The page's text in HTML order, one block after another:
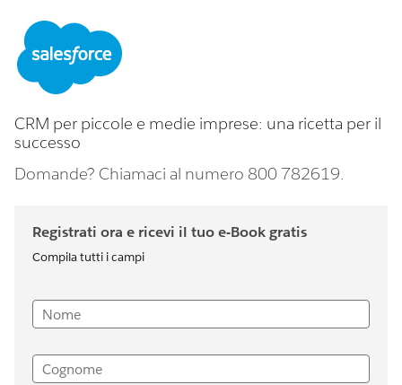
CRM per piccole e medie imprese: una ricetta per il
successo
Domande? Chiamaci al numero 800 782619.
Registrati ora e ricevi il tuo e-Book gratis
Compila tutti i campi
Nome
Cognome